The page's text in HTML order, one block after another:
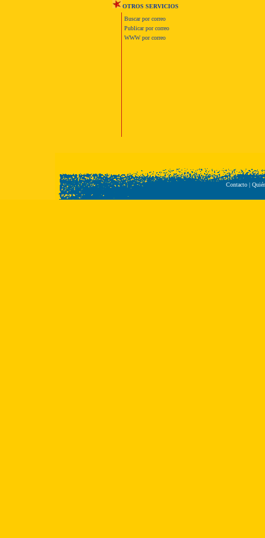
OTROS SERVICIOS
Buscar por correo
Publicar por correo
WWW por correo
Contacto|